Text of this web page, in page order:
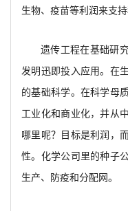
生物、疫苗等利润来支持
遗传工程在基础研
发明迅即投入应用。在
的基础科学。在科学母
工业化和商业化，并从
哪里呢？目标是利润，
性。化学公司里的种子
生产、防疫和分配网。